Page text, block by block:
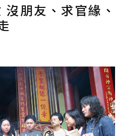
朋友、求官緣、